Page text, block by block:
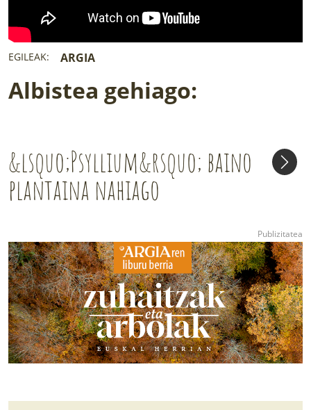
EGILEAK: ARGIA
Albistea gehiago:
&lsquo;Psyllium&rsquo; baino
plantaina nahiago